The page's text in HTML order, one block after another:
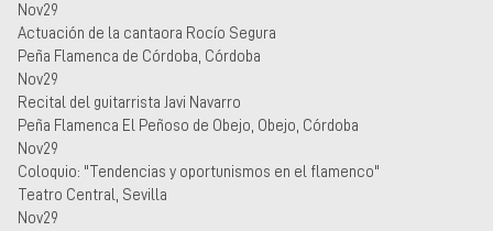
Nov29
Actuación de la cantaora Rocío Segura
Peña Flamenca de Córdoba, Córdoba
Nov29
Recital del guitarrista Javi Navarro
Peña Flamenca El Peñoso de Obejo, Obejo, Córdoba
Nov29
Coloquio: "Tendencias y oportunismos en el flamenco"
Teatro Central, Sevilla
Nov29